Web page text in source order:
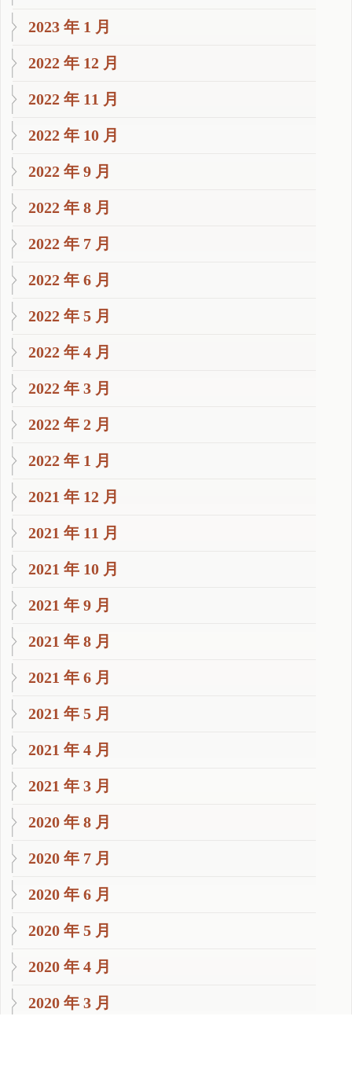
2023 年 1 月
2022 年 12 月
2022 年 11 月
2022 年 10 月
2022 年 9 月
2022 年 8 月
2022 年 7 月
2022 年 6 月
2022 年 5 月
2022 年 4 月
2022 年 3 月
2022 年 2 月
2022 年 1 月
2021 年 12 月
2021 年 11 月
2021 年 10 月
2021 年 9 月
2021 年 8 月
2021 年 6 月
2021 年 5 月
2021 年 4 月
2021 年 3 月
2020 年 8 月
2020 年 7 月
2020 年 6 月
2020 年 5 月
2020 年 4 月
2020 年 3 月